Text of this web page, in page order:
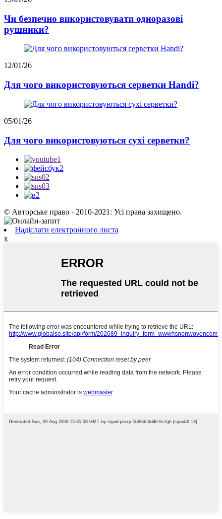
Чи безпечно використовувати одноразові
рушники?
12/01/26
Для чого використовуються серветки Handi?
05/01/26
Для чого використовуються сухі серветки?
© Авторське право - 2010-2021: Усі права захищено.
Надіслати електронного листа
x